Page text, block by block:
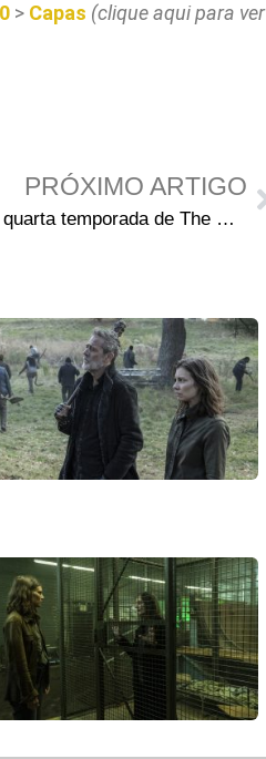
> Capas (clique aqui para ver
PRÓXIMO ARTIGO
Spoilers da quarta temporada de The Walking Dead: Título do episódio 4 e novidades no elenco